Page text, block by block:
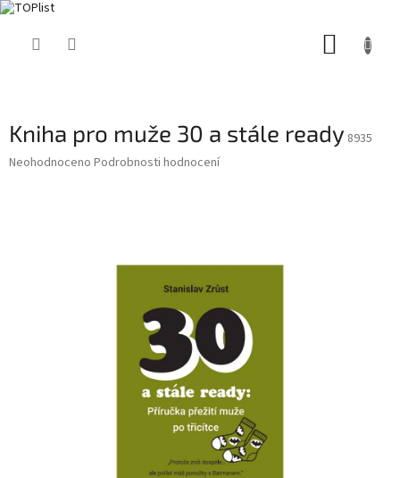
Kniha pro muže 30 a stále ready 8935
Průměrné
Neohodnoceno Podrobnosti hodnocení